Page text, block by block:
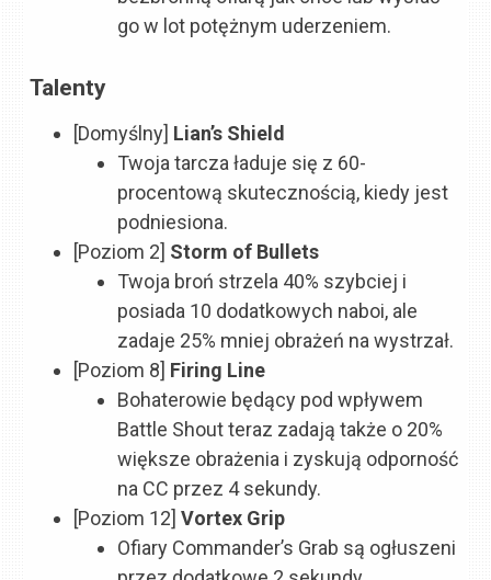
go w lot potężnym uderzeniem.
Talenty
[Domyślny] Lian’s Shield
Twoja tarcza ładuje się z 60-
procentową skutecznością, kiedy jest
podniesiona.
[Poziom 2] Storm of Bullets
Twoja broń strzela 40% szybciej i
posiada 10 dodatkowych naboi, ale
zadaje 25% mniej obrażeń na wystrzał.
[Poziom 8] Firing Line
Bohaterowie będący pod wpływem
Battle Shout teraz zadają także o 20%
większe obrażenia i zyskują odporność
na CC przez 4 sekundy.
[Poziom 12]Vortex Grip
Ofiary Commander’s Grab są ogłuszeni